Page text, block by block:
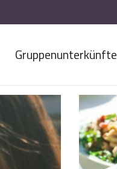
Gruppenunterkünfte